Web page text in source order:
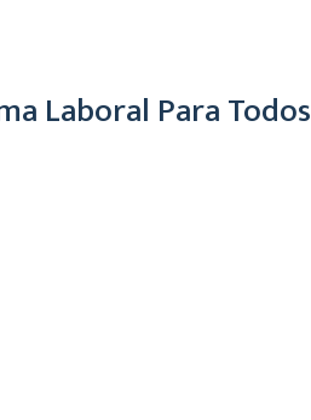
Laboral Para Todos